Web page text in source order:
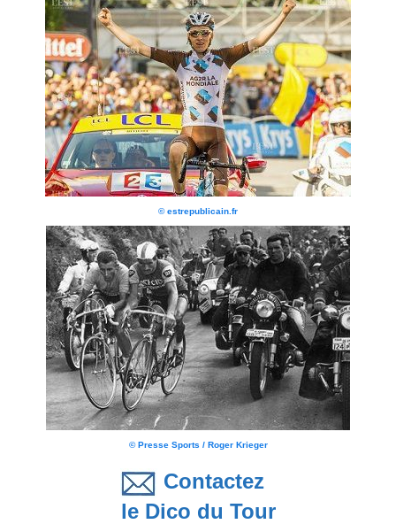
© estrepublicain.fr
© Presse Sports / Roger Krieger
Contactez
le Dico du Tour